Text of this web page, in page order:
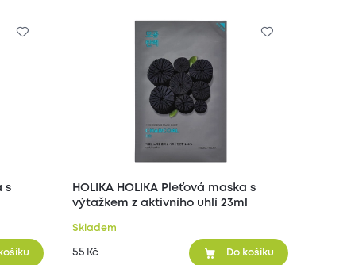
HOLIKA HOLIKA Pleťová maska s
výtažkem z aktivního uhlí 23ml
Skladem
55 Kč Do košíku